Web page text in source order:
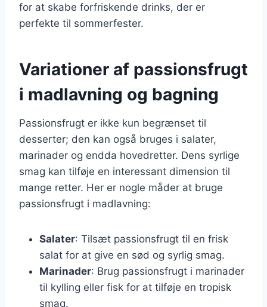
for at skabe forfriskende drinks, der er
perfekte til sommerfester.
Variationer af passionsfrugt
i madlavning og bagning
Passionsfrugt er ikke kun begrænset til
desserter; den kan også bruges i salater,
marinader og endda hovedretter. Dens syrlige
smag kan tilføje en interessant dimension til
mange retter. Her er nogle måder at bruge
passionsfrugt i madlavning:
Salater: Tilsæt passionsfrugt til en frisk
salat for at give en sød og syrlig smag.
Marinader: Brug passionsfrugt i marinader
til kylling eller fisk for at tilføje en tropisk
smag.